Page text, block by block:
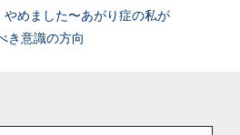
めました〜あがり症の私が
き意識の方向